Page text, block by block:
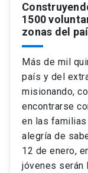
1500
zonas del
Más de mil
país y del
misionando,
encontrarse
en las
alegría de
12 de enero,
jóvenes serán